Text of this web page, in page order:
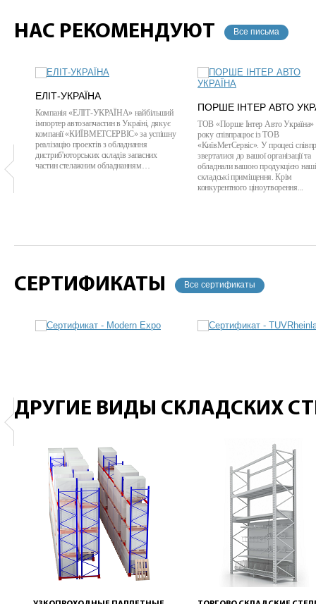
НАС РЕКОМЕНДУЮТ Все письма
ЕЛІТ-УКРАЇНА
Компанія «ЕЛІТ-УКРАЇНА» найбільший
імпортер автозапчастин в Україні, дякує
компанії «КИЇВМЕТСЕРВІС» за успішну
реалізацію проектів з обладнання
дистриб'юторських складів запасних
частин стелажним обладнанням…
ПОРШЕ ІНТЕР АВТО
ТОВ «Порше Інтер Авто Україна»
року співпрацює із ТОВ
«КиївМетСервіс». У процесі
зверталися до вашої організації та
обладнали вашою продукцією наші
складські приміщення. Крім
конкурентного ціноутворення...
СЕРТИФИКАТЫ Все сертификаты
ДРУГИЕ ВИДЫ СКЛАДСКИХ